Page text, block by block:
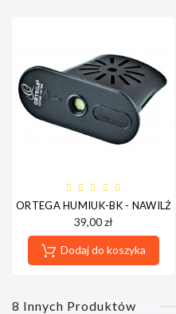
ORTEGA HUMIUK-BK -
39,00 zł
Dodaj do koszyka
8 Innych Produktów